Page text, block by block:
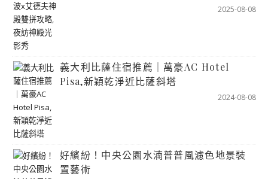
2025-08-08
義大利比薩住宿推薦｜萬豪AC Hotel
Pisa,新穎乾淨近比薩斜塔
2024-08-08
好繽紛！中央公園水湳普普風濾色地景裝
置藝術